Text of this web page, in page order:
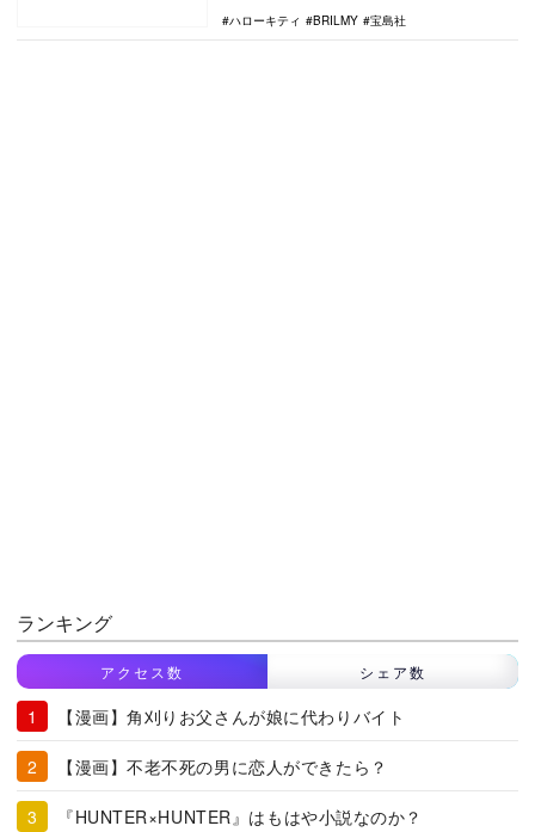
ハローキティ
BRILMY 宝島社
ランキング
アクセス数 シェア数
【漫画】角刈りお父さんが娘に代わりバイト
【漫画】不老不死の男に恋人ができたら？
『HUNTER×HUNTER』はもはや小説なのか？